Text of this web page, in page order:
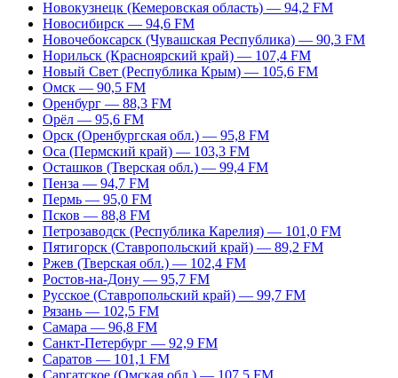
Новокузнецк (Кемеровская область) — 94,2 FM
Новосибирск — 94,6 FM
Новочебоксарск (Чувашская Республика) — 90,3 FM
Норильск (Красноярский край) — 107,4 FM
Новый Свет (Республика Крым) — 105,6 FM
Омск — 90,5 FM
Оренбург — 88,3 FM
Орёл — 95,6 FM
Орск (Оренбургская обл.) — 95,8 FM
Оса (Пермский край) — 103,3 FM
Осташков (Тверская обл.) — 99,4 FM
Пенза — 94,7 FM
Пермь — 95,0 FM
Псков — 88,8 FM
Петрозаводск (Республика Карелия) — 101,0 FM
Пятигорск (Ставропольский край) — 89,2 FM
Ржев (Тверская обл.) — 102,4 FM
Ростов-на-Дону — 95,7 FM
Русское (Ставропольский край) — 99,7 FM
Рязань — 102,5 FM
Самара — 96,8 FM
Санкт-Петербург — 92,9 FM
Саратов — 101,1 FM
Саргатское (Омская обл.) — 107,5 FM